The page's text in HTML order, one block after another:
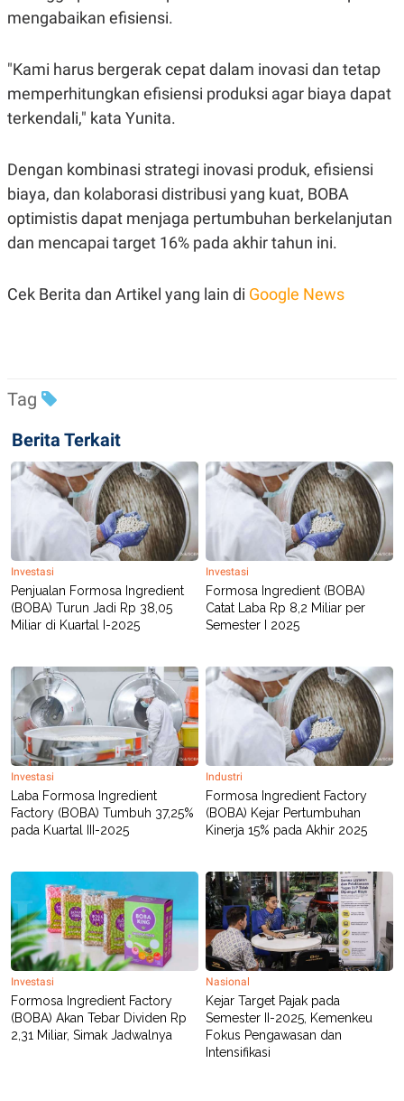
A
M
Y
E
.
I
D
L
G
G
A
N
A
N
A
K
E
J
A
M
E
N
ER
T
S
N
G
D
I
A
.
I
SITEMAPPROFILETERM
OF
USE
PEDOMAN
PEMBERITAAN
SIBER
PRIVACY
POLICY
mengabaikan efisiensi.
"Kami harus bergerak cepat dalam inovasi dan tetap
memperhitungkan efisiensi produksi agar biaya dapat
terkendali," kata Yunita.
Dengan kombinasi strategi inovasi produk, efisiensi
biaya, dan kolaborasi distribusi yang kuat, BOBA
optimistis dapat menjaga pertumbuhan berkelanjutan
dan mencapai target 16% pada akhir tahun ini.
Cek Berita dan Artikel yang lain di Google News
Tag
Berita Terkait
Investasi
Penjualan Formosa Ingredient
(BOBA) Turun Jadi Rp 38,05
Miliar di Kuartal I-2025
Investasi
Formosa Ingredient (BOBA)
Catat Laba Rp 8,2 Miliar per
Semester I 2025
Investasi
Laba Formosa Ingredient
Factory (BOBA) Tumbuh 37,25%
pada Kuartal III-2025
Industri
Formosa Ingredient Factory
(BOBA) Kejar Pertumbuhan
Kinerja 15% pada Akhir 2025
Investasi
Formosa Ingredient Factory
(BOBA) Akan Tebar Dividen Rp
2,31 Miliar, Simak Jadwalnya
Nasional
Kejar Target Pajak pada
Semester II-2025, Kemenkeu
Fokus Pengawasan dan
Intensifikasi